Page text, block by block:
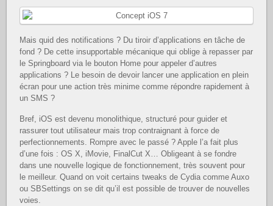
Mais quid des notifications ? Du tiroir d’applications en tâche de
fond ? De cette insupportable mécanique qui oblige à repasser par
le Springboard via le bouton Home pour appeler d’autres
applications ? Le besoin de devoir lancer une application en plein
écran pour une action très minime comme répondre rapidement à
un SMS ?
Bref, iOS est devenu monolithique, structuré pour guider et
rassurer tout utilisateur mais trop contraignant à force de
perfectionnements. Rompre avec le passé ? Apple l’a fait plus
d’une fois : OS X, iMovie, FinalCut X… Obligeant à se fondre
dans une nouvelle logique de fonctionnement, très souvent pour
le meilleur. Quand on voit certains tweaks de Cydia comme Auxo
ou SBSettings on se dit qu’il est possible de trouver de nouvelles
voies.